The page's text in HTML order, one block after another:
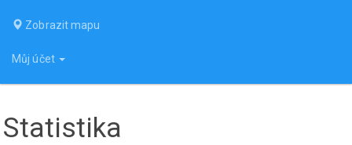
Zobrazit mapu
Můj účet
Statistika